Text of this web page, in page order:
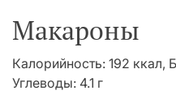
Макароны
Калорийность: 192 ккал,
Углеводы: 4.1 г